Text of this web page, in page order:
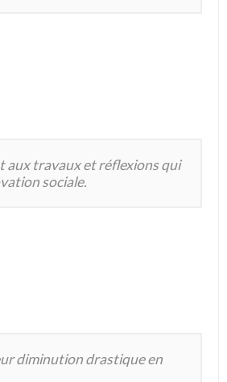
aux travaux et réflexions qui
sociale.
diminution drastique en